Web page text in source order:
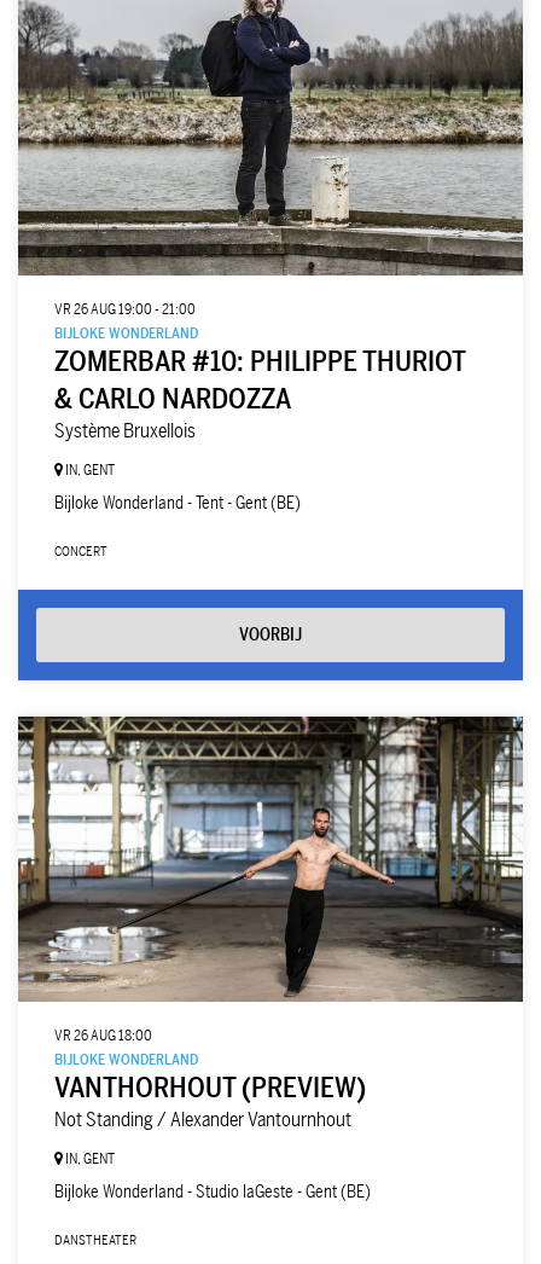
ZOMERBAR #10: PHILIPPE THURIOT
& CARLO NARDOZZA
Système Bruxellois
BIJLOKE WONDERLAND
VR 26 AUG19:00 - 21:00
IN, GENT
Bijloke Wonderland - Tent - Gent (BE)
CONCERT
VOORBIJ
VANTHORHOUT (PREVIEW)
Not Standing / Alexander Vantournhout
BIJLOKE WONDERLAND
VR 26 AUG18:00
IN, GENT
Bijloke Wonderland - Studio laGeste - Gent (BE)
DANSTHEATER